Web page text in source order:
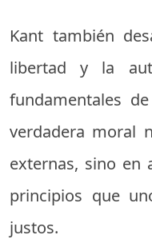
Kant también
libertad y la
fundamentales
verdadera moral
externas, sino en
principios que
justos.